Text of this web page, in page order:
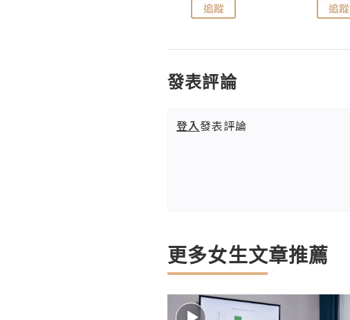
追蹤 追蹤
發表評論
登入發表評論
更多女生文章推薦